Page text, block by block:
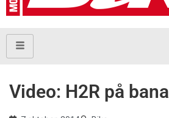
Video: H2R på bana